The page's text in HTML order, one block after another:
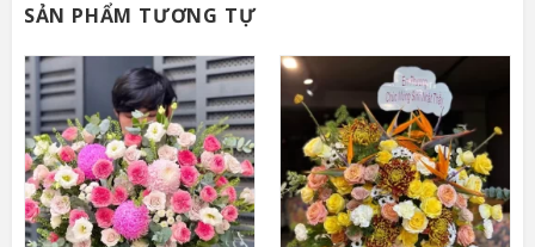
SẢN PHẨM TƯƠNG TỰ